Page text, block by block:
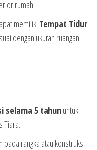
rumah.
memiliki Tempat Tidur
dengan ukuran ruangan
selama 5 tahununtuk
Tiara.
rangka atau konstruksi